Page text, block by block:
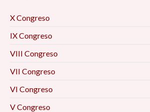
X Congreso
IX Congreso
VIII Congreso
VII Congreso
VI Congreso
V Congreso